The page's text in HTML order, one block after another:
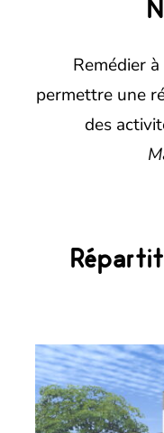
Remédier
permettre une
des